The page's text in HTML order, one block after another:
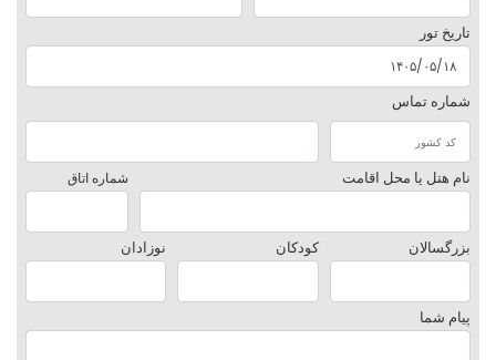
تاریخ تور
شماره تماس
نام هتل یا محل اقامت شماره اتاق
بزرگسالان کودکان نوزادان
پیام شما